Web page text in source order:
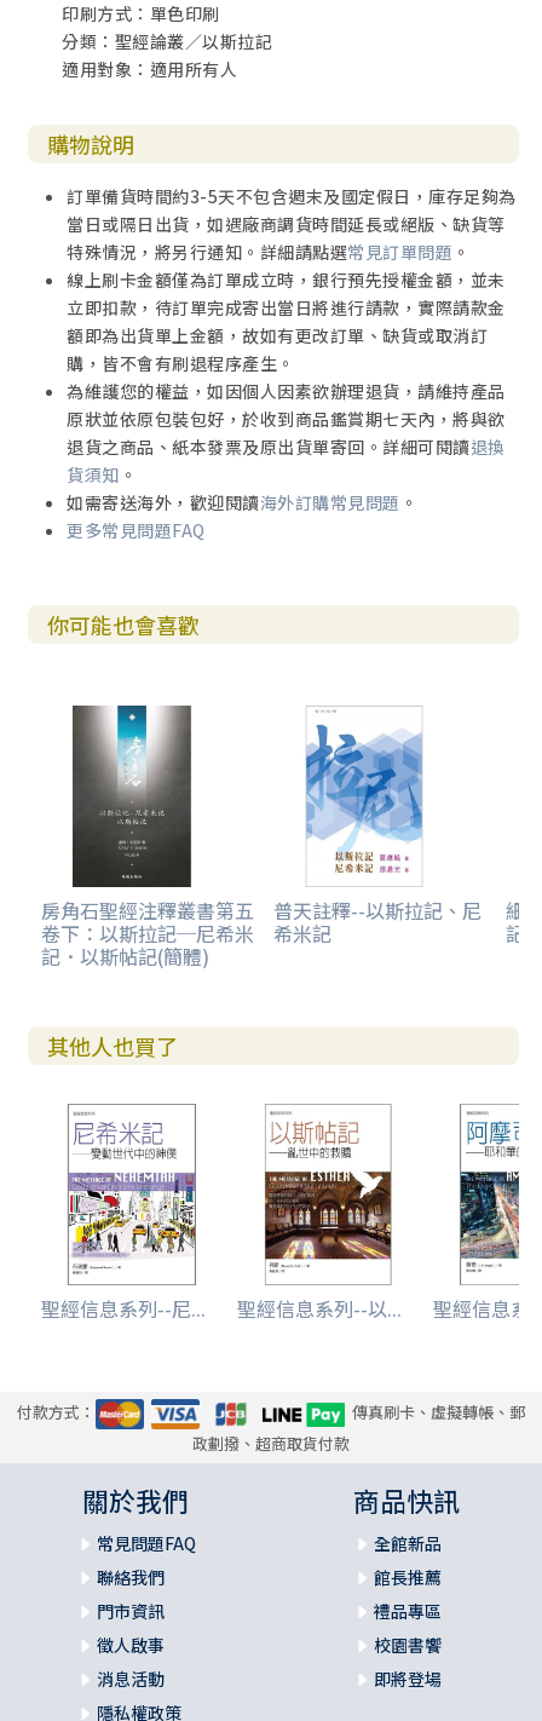
印刷方式：單色印刷
分類：聖經論叢／以斯拉記
適用對象：適用所有人
購物說明
訂單備貨時間約3-5天不包含週末及國定假日，庫存足夠為
當日或隔日出貨，如遇廠商調貨時間延長或絕版、缺貨等
特殊情況，將另行通知。詳細請點選常見訂單問題 。
線上刷卡金額僅為訂單成立時，銀行預先授權金額，並未
立即扣款，待訂單完成寄出當日將進行請款，實際請款金
額即為出貨單上金額，故如有更改訂單、缺貨或取消訂
購，皆不會有刷退程序產生。
為維護您的權益，如因個人因素欲辦理退貨，請維持產品
原狀並依原包裝包好，於收到商品鑑賞期七天內，將與欲
退貨之商品、紙本發票及原出貨單寄回。詳細可閱讀退換
貨須知 。
如需寄送海外，歡迎閱讀海外訂購常見問題 。
更多常見問題FAQ
你可能也會喜歡
房角石聖經注釋叢書第五
卷下：以斯拉記─尼希米
記．以斯帖記(簡體)
普天註釋--以斯拉記、尼
希米記
細
記
其他人也買了
聖經信息系列--尼... 聖經信息系列--以... 聖經信息系
付款方式：
傳真刷卡、虛擬轉帳、郵
政劃撥、超商取貨付款
關於我們
常見問題FAQ
聯絡我們
門市資訊
徵人啟事
消息活動
隱私權政策
商品快訊
全館新品
館長推薦
禮品專區
校園書饗
即將登場